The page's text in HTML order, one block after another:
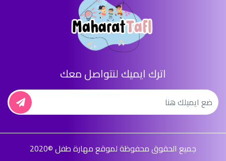
اترك ايميك لنتواصل معك
جميع الحقوق محفوظة لموقع مهارة طفل ©2020